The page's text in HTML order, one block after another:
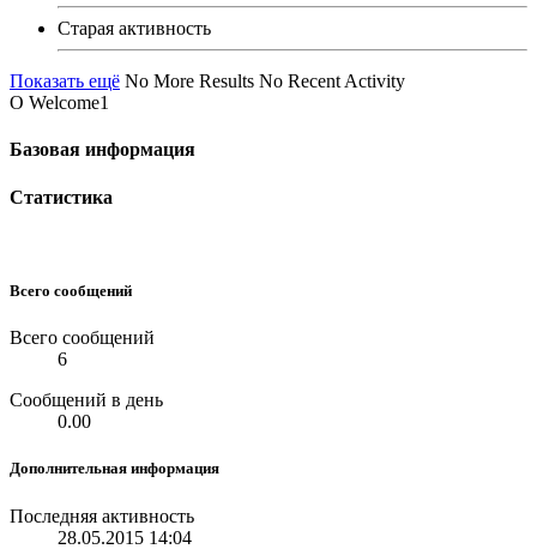
Старая активность
Показать ещё No More Results No Recent Activity
О Welcome1
Базовая информация
Статистика
Всего сообщений
Всего сообщений
6
Сообщений в день
0.00
Дополнительная информация
Последняя активность
28.05.2015 14:04